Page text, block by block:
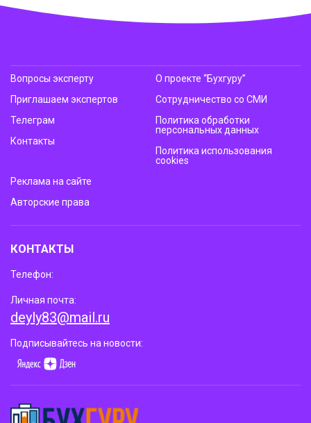
Вопросы эксперту
Приглашаем экспертов
Телеграм
Контакты
О проекте “Бухгуру”
Сотрудничество со СМИ
Политика обработки
персональных данных
Политика использования
cookies
Реклама на сайте
Авторские права
КОНТАКТЫ
Телефон:
Личная почта:
deyly83@mail.ru
Подписывайтесь на новости: